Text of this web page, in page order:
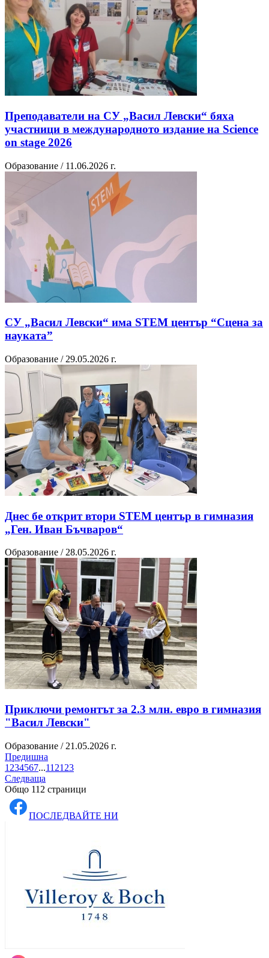
Преподаватели на СУ „Васил Левски“ бяха
участници в международното издание на Science
on stage 2026
Образование / 11.06.2026 г.
СУ „Васил Левски“ има STEM център “Сцена за
науката”
Образование / 29.05.2026 г.
Днес бе открит втори STEM център в гимназия
„Ген. Иван Бъчваров“
Образование / 28.05.2026 г.
Приключи ремонтът за 2.3 млн. евро в гимназия
"Васил Левски"
Образование / 21.05.2026 г.
Предишна
1 234567...1121 23
Следваща
Общо 112 страници
ПОСЛЕДВАЙТЕ НИ